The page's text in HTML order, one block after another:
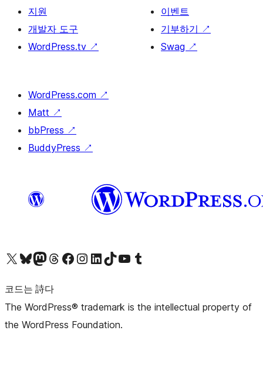
지원
개발자 도구
WordPress.tv ↗
이벤트
기부하기 ↗
Swag ↗
WordPress.com ↗
Matt ↗
bbPress ↗
BuddyPress ↗
X(이전 트위터) 계정 방문하기블루스카이 계정 방문하기마스토돈 계정 방문하기스레드 계정 방문하기 페이스북 페이지 방문하기인스타그램 계정 방문하기 LinkedIn 계정 방문하기틱톡 계정 방문하기유튜브 채널 방문하기 텀블러 계정 방문하기
코드는 詩다
The WordPress® trademark is the intellectual property of
the WordPress Foundation.